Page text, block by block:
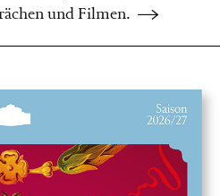
und Filmen.